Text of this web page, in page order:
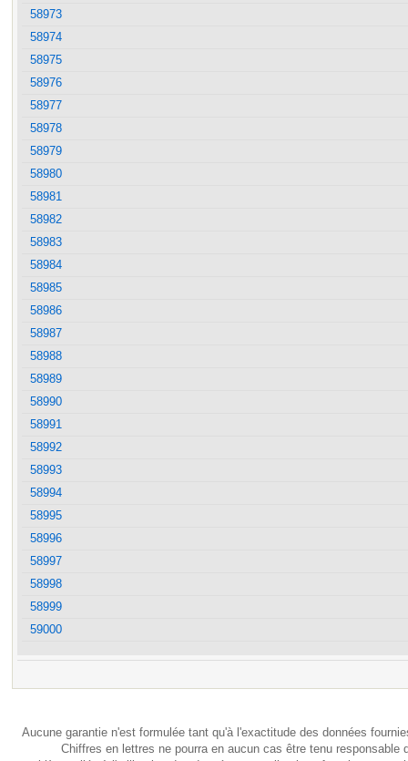
58973
58974
58975
58976
58977
58978
58979
58980
58981
58982
58983
58984
58985
58986
58987
58988
58989
58990
58991
58992
58993
58994
58995
58996
58997
58998
58999
59000
Aucune garantie n'est formulée tant qu'à l'exactitude des données
Chiffres en lettres ne pourra en aucun cas être tenu responsable